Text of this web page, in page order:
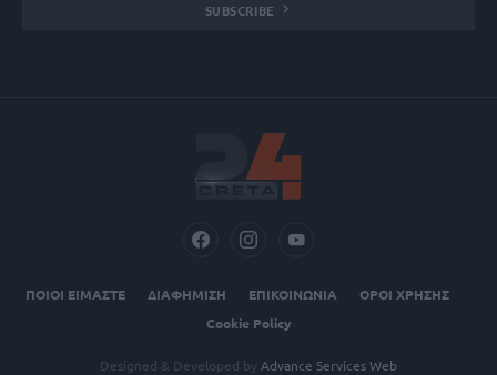
SUBSCRIBE
ΠΟΙΟΙ ΕΙΜΑΣΤΕ ΔΙΑΦΗΜΙΣΗ ΕΠΙΚΟΙΝΩΝΙΑ
ΟΡΟΙ ΧΡΗΣΗΣ
Cookie Policy
Designed & Developed by Advance Services Web